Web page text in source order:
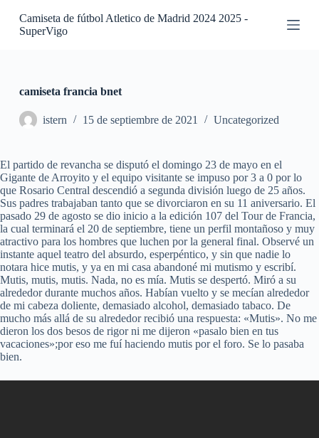
S
e
n
i
d
o
Camiseta de fútbol Atletico de Madrid 2024 2025 -
SuperVigo
camiseta francia bnet
istern 15 de septiembre de 2021 Uncategorized
El partido de revancha se disputó el domingo 23 de mayo en el
Gigante de Arroyito y el equipo visitante se impuso por 3 a 0 por lo
que Rosario Central descendió a segunda división luego de 25 años.
Sus padres trabajaban tanto que se divorciaron en su 11 aniversario. El
pasado 29 de agosto se dio inicio a la edición 107 del Tour de Francia,
la cual terminará el 20 de septiembre, tiene un perfil montañoso y muy
atractivo para los hombres que luchen por la general final. Observé un
instante aquel teatro del absurdo, esperpéntico, y sin que nadie lo
notara hice mutis, y ya en mi casa abandoné mi mutismo y escribí.
Mutis, mutis, mutis. Nada, no es mía. Mutis se despertó. Miró a su
alrededor durante muchos años. Habían vuelto y se mecían alrededor
de mi cabeza doliente, demasiado alcohol, demasiado tabaco. De
mucho más allá de su alrededor recibió una respuesta: «Mutis». No me
dieron los dos besos de rigor ni me dijeron «pasalo bien en tus
vacaciones»;por eso me fuí haciendo mutis por el foro. Se lo pasaba
bien.